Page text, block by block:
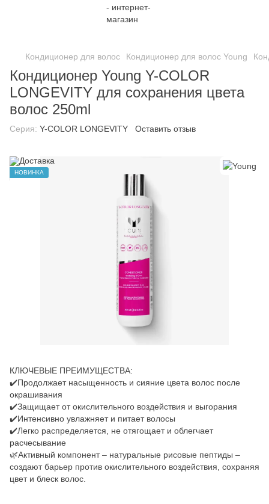
Кондиционер для волос Кондиционер для волос Young
Кондиционер Young Y-COLOR
LONGEVITY для сохранения цвета
волос 250ml
Серия: Y-COLOR LONGEVITY Оставить отзыв
НОВИНКА
КЛЮЧЕВЫЕ ПРЕИМУЩЕСТВА:
✔️Продолжает насыщенность и сияние цвета волос после
окрашивания
✔️Защищает от окислительного воздействия и выгорания
✔️Интенсивно увлажняет и питает волосы
✔️Легко распределяется, не отягощает и облегчает
расчесывание
🌿Активный компонент – натуральные рисовые пептиды –
создают барьер против окислительного воздействия, сохраняя
цвет и блеск волос.